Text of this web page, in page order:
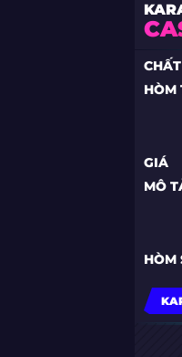
HÒM
GIÁ
MÔ
HÒM